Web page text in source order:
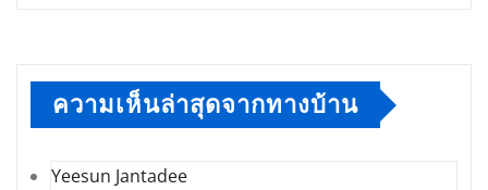
ความเห็นล่าสุดจากทางบ้าน
Yeesun Jantadee